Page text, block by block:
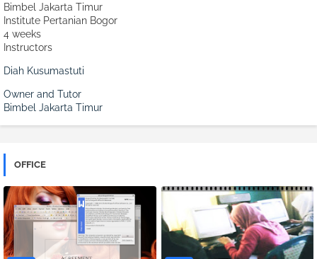
Bimbel Jakarta Timur
Institute Pertanian Bogor
4 weeks
Instructors
Diah Kusumastuti
Owner and Tutor
Bimbel Jakarta Timur
OFFICE